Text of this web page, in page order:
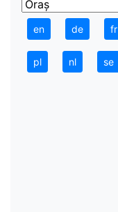
en de fr
pl nl se